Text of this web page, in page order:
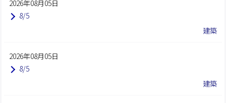
2026年08月05日
8/5
建築
2026年08月05日
8/5
建築